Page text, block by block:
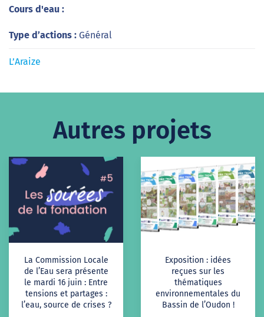
Cours d'eau :
Type d’actions : Général
L’Araize
Autres projets
La Commission Locale
de l’Eau sera présente
le mardi 16 juin : Entre
tensions et partages :
l’eau, source de crises ?
Exposition : idées
reçues sur les
thématiques
environnementales du
Bassin de l’Oudon !